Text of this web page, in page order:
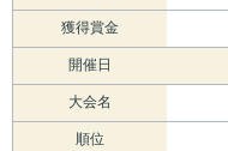
獲得賞金
開催日
大会名
順位